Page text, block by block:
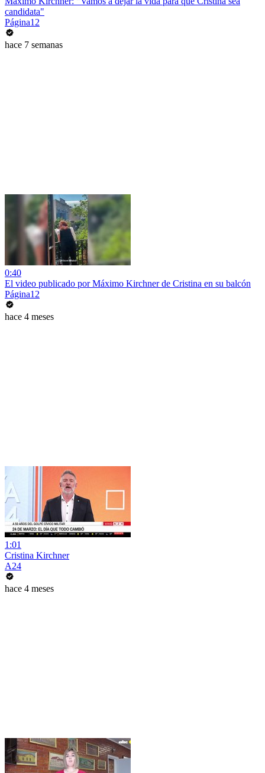
candidata"
Página12
hace 7 semanas
0:40
El video publicado por Máximo Kirchner de Cristina en su balcón
Página12
hace 4 meses
1:01
Cristina Kirchner
A24
hace 4 meses